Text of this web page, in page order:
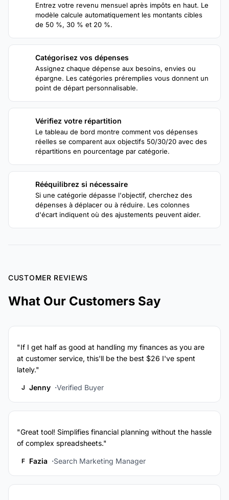
Entrez votre revenu mensuel après impôts en haut. Le
modèle calcule automatiquement les montants cibles
de 50 %, 30 % et 20 %.
Catégorisez vos dépenses
Assignez chaque dépense aux besoins, envies ou
épargne. Les catégories préremplies vous donnent un
point de départ personnalisable.
Vérifiez votre répartition
Le tableau de bord montre comment vos dépenses
réelles se comparent aux objectifs 50/30/20 avec des
répartitions en pourcentage par catégorie.
Rééquilibrez si nécessaire
Si une catégorie dépasse l'objectif, cherchez des
dépenses à déplacer ou à réduire. Les colonnes
d'écart indiquent où des ajustements peuvent aider.
CUSTOMER REVIEWS
What Our Customers Say
"If I get half as good at handling my finances as you are
at customer service, this'll be the best $26 I've spent
lately."
J Jenny Verified Buyer
"Great tool! Simplifies financial planning without the hassle
of complex spreadsheets."
F Fazia Search Marketing Manager